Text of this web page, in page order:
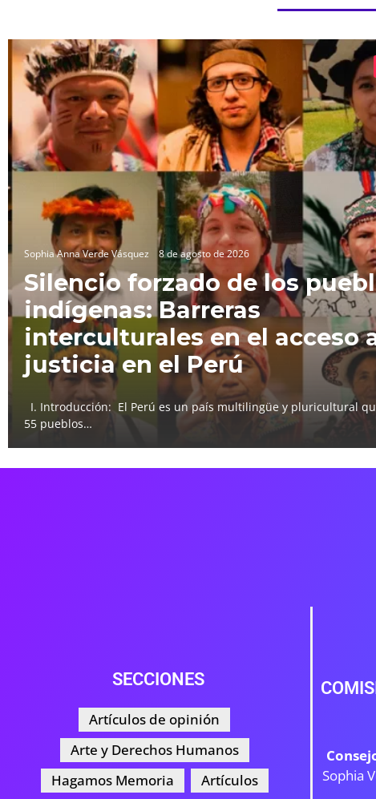
Sophia Anna Verde Vásquez 8 de agosto de 2026
Silencio forzado de los
indígenas: Barreras
interculturales en el acceso
justicia en el Perú
I. Introducción: El Perú es un país multilingüe y pluricultural
55 pueblos…
SECCIONES
Artículos de opinión
Arte y Derechos Humanos
Hagamos Memoria
Artículos
Sophia